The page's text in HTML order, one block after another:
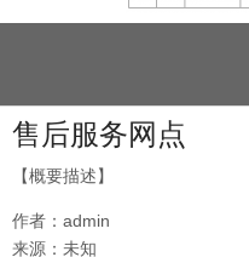
售后服务网点
【概要描述】
作者： admin
来源： 未知